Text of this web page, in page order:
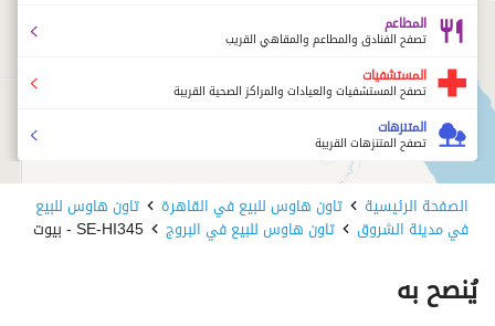
المطاعم
تصفح الفنادق والمطاعم والمقاهي القريب
المستشفيات
تصفح المستشفيات والعيادات والمراكز الصحية القريبة
المتنزهات
تصفح المتنزهات القريبة
الصفحة الرئيسية تاون هاوس للبيع في القاهرة تاون هاوس للبيع
في مدينة الشروق تاون هاوس للبيع في البروج SE-HI345 - بيوت
يُنصح به